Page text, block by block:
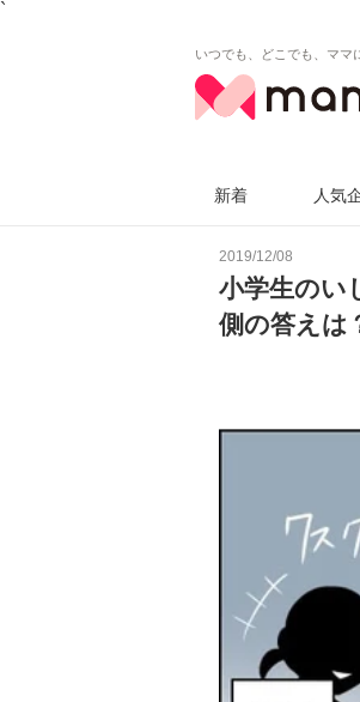
`
いつでも、どこでも、ママ
新着 人気
2019/12/08
小学生のい
側の答えは